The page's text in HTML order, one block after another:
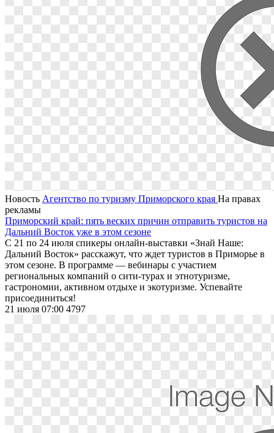
Новость Агентство по туризму Приморского края На правах
рекламы
Приморский край: пять веских причин отправить туристов на
Дальний Восток уже в этом сезоне
С 21 по 24 июля спикеры онлайн-выставки «Знай Наше:
Дальний Восток» расскажут, что ждет туристов в Приморье в
этом сезоне. В программе — вебинары с участием
региональных компаний о сити-турах и этнотуризме,
гастрономии, активном отдыхе и экотуризме. Успевайте
присоединиться!
21 июля 07:00 4797